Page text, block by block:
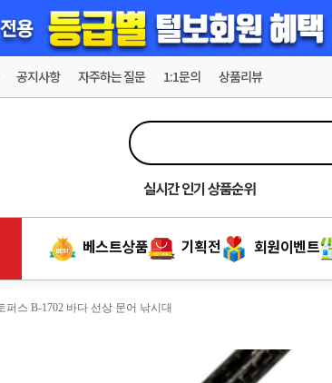
공지사항 자주하는 질문 1:1문의 상품리뷰
실시간인기 상품순위
베스트상품 기획전 회원이벤트
퍼스 B-1702 바다 선상 문어 낚시대